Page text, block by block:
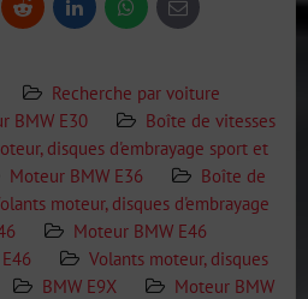
Reddit LinkedInWhatsApp
E-
mail
Recherche par voiture
BMW E30
Boîte de vitesses
disques d'embrayage sport et
Moteur BMW E36
Boîte de
moteur, disques d'embrayage
Moteur BMW E46
Volants moteur, disques
BMW E9X
Moteur BMW